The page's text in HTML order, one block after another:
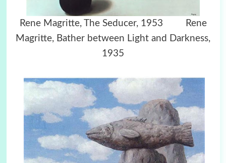
Rene Magritte, The Seducer, 1953 Rene
Magritte, Bather between Light and Darkness,
1935